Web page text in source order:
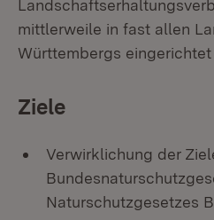
mittlerweile in fast allen
Württembergs eingerichtet
Ziele
Verwirklichung der
Naturschutzgesetzes